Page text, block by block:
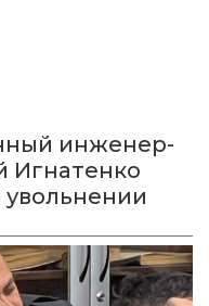
инженер-
Игнатенко
увольнении